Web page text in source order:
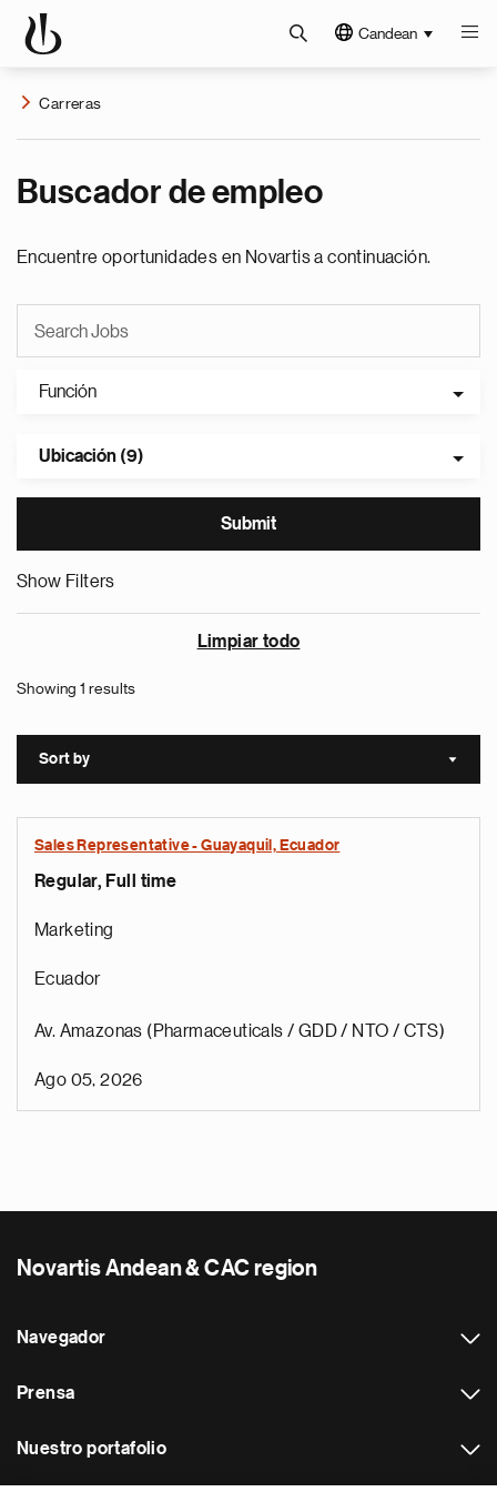
Candean
Carreras
Buscador de empleo
Encuentre oportunidades en Novartis a continuación.
Función
Ubicación (9)
Show Filters
Limpiar todo
Showing 1 results
Sort by Sort
Sales Representative - Guayaquil, Ecuador
Regular, Full time
Marketing
Ecuador
Av. Amazonas (Pharmaceuticals / GDD / NTO / CTS)
Ago 05, 2026
Novartis Andean & CAC region
Navegador
Prensa
Nuestro portafolio